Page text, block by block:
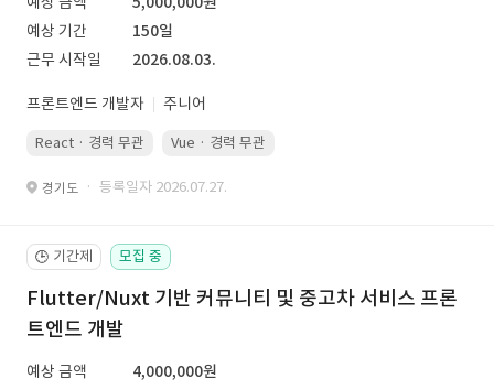
예상 기간
150일
근무 시작일
2026.08.03.
프론트엔드 개발자 주니어
React · 경력 무관 Vue · 경력 무관
경기도 · 등록일자 2026.07.27.
🕒 기간제 모집 중
Flutter/Nuxt 기반 커뮤니티 및 중고차 서비스 프론
트엔드 개발
예상 금액
4,000,000원